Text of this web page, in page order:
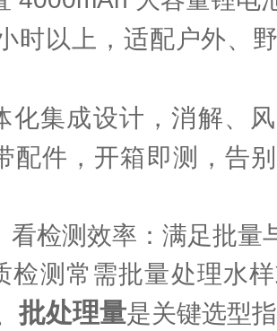
时以上，适配户外、
化集成设计，消解、
配件，开箱即测，告
看检测效率：满足批量
检测常需批量处理水
批处理量是关键选型